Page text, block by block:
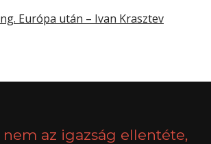
Európa után – Ivan Krasztev
az igazság ellentéte,